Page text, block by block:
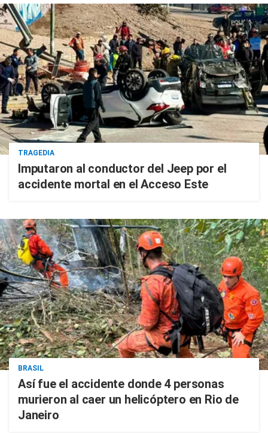
TRAGEDIA
Imputaron al conductor del Jeep por el
accidente mortal en el Acceso Este
BRASIL
Así fue el accidente donde 4 personas
murieron al caer un helicóptero en Rio de
Janeiro